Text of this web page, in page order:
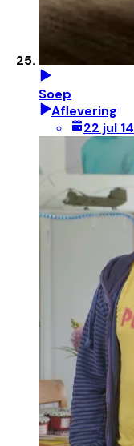
Soep
Aflevering
22 jul 14